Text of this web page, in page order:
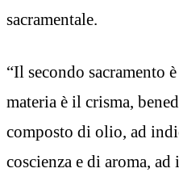
sacramentale.
“Il secondo sacramento
materia è il crisma,
composto di olio, ad
coscienza e di aroma,